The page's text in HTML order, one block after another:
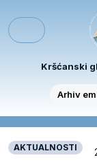
Menu
Kršćanski
Arhiv
AKTUALNOSTI